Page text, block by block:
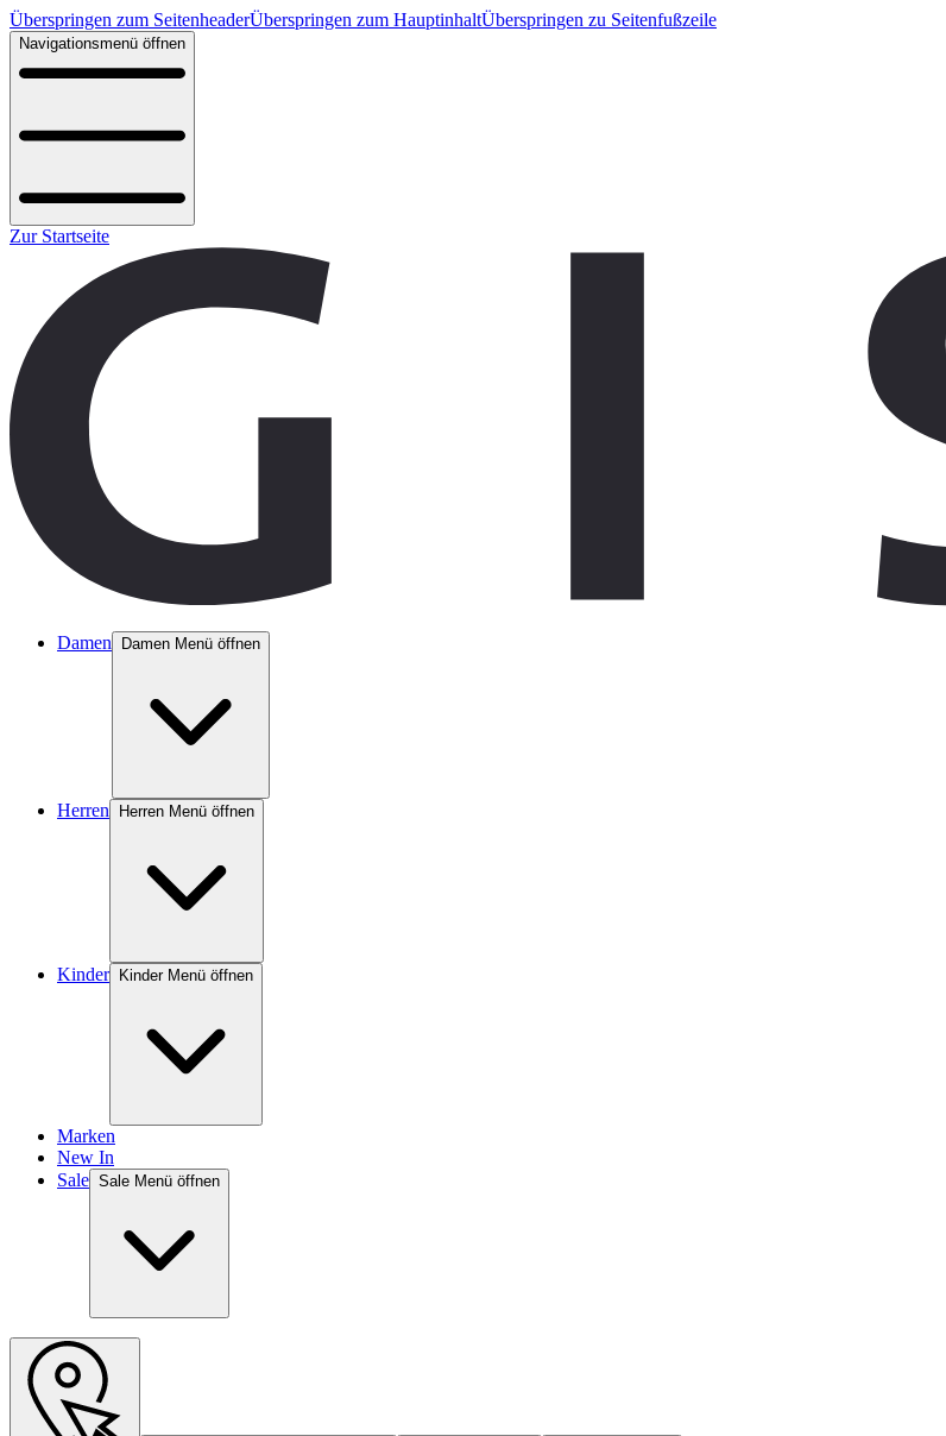
Überspringen zum SeitenheaderÜberspringen zum HauptinhaltÜberspringen zu Seitenfußzeile
Navigationsmenü öffnen
Zur Startseite
Damen Damen Menü öffnen
Herren Herren Menü öffnen
Kinder Kinder Menü öffnen
Marken
New In
Sale Sale Menü öffnen